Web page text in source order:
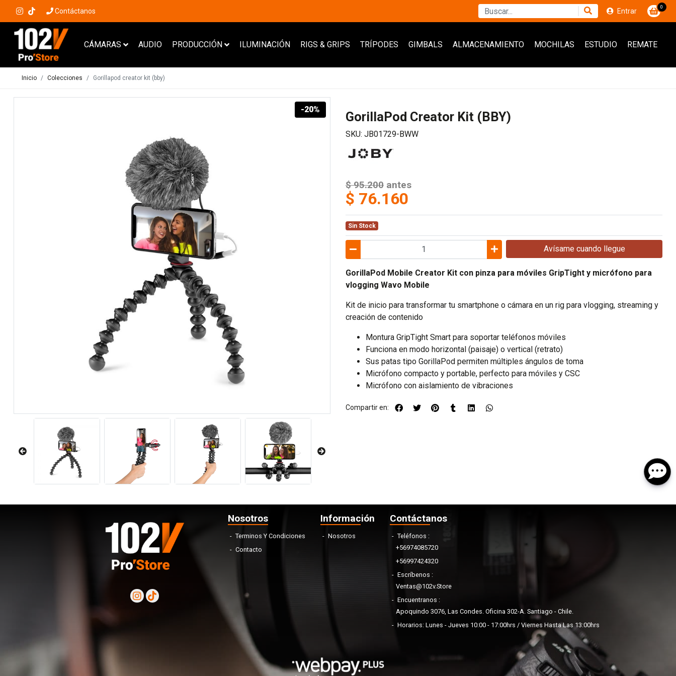
Contáctanos Entrar 0
CÁMARAS AUDIO PRODUCCIÓN ILUMINACIÓN RIGS & GRIPS TRÍPODES GIMBALS ALMACENAMIENTO MOCHILAS ESTUDIO REMATE
Inicio Colecciones Gorillapod creator kit (bby)
-20% GorillaPod Creator Kit (BBY)
SKU: JB01729-BWW
$ 95.200 antes
$ 76.160
Sin Stock
Avísame cuando llegue
GorillaPod Mobile Creator Kit con pinza para móviles GripTight y micrófono para
vlogging Wavo Mobile
Kit de inicio para transformar tu smartphone o cámara en un rig para vlogging, streaming y
creación de contenido
Montura GripTight Smart para soportar teléfonos móviles
Funciona en modo horizontal (paisaje) o vertical (retrato)
Sus patas tipo GorillaPod permiten múltiples ángulos de toma
Micrófono compacto y portable, perfecto para móviles y CSC
Micrófono con aislamiento de vibraciones
Compartir en:
Nosotros
Terminos Y Condiciones
Contacto
Información
Nosotros
Contáctanos
Teléfonos
+56974085720
+56997424320
Escríbenos
Ventas@102v.store
Encuentranos
Apoquindo 3076, Las Condes. Oficina 302-A. Santiago - Chile.
Horarios: Lunes - Jueves 10:00 - 17:00hrs / Viernes Hasta Las 13:00hrs